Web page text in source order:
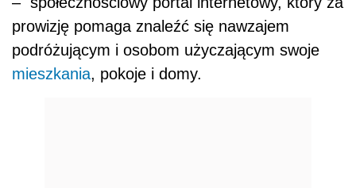
prowizję pomaga znaleźć się nawzajem
podróżującym i osobom użyczającym swoje
mieszkania, pokoje i domy.